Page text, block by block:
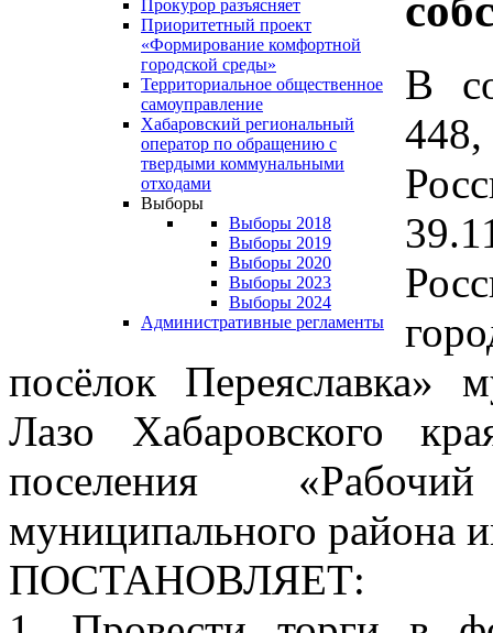
Прокурор разъясняет
Приоритетный проект
«Формирование комфортной
городской среды»
Территориальное общественное
самоуправление
Хабаровский региональный
оператор по обращению с
твердыми коммунальными
отходами
Выборы
Выборы 2018
Выборы 2019
Выборы 2020
Выборы 2023
Выборы 2024
Административные регламенты
В
посёлок Переяславка»
Лазо Хабаровского
поселения
муниципального района
ПОСТАНОВЛЯЕТ: